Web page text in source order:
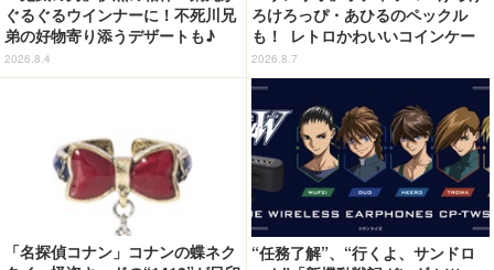
ぐるぐるウインナーに！不死川兄
弟の好物寄り添うデザートも♪
「ジョイフル」コラボ第3弾・第4
弾決定【8月18日～】
2026.8.4
ろけろっぴ・あひるのペックル
も！ レトロかわいいコインケー
ス第2弾がカプセルトイに登場♪
2026.8.7
「名探偵コナン」コナンの蝶ネク
“任務了解”、“行くよ、サンドロ